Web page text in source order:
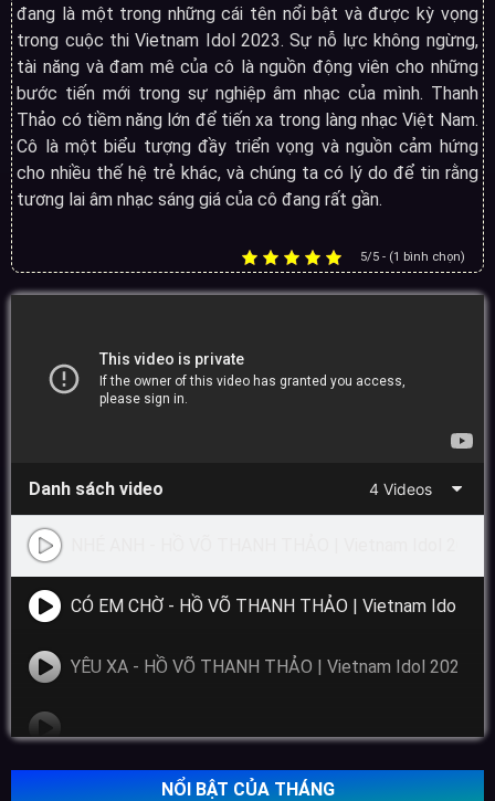
đang là một trong những cái tên nổi bật và được kỳ vọng
trong cuộc thi Vietnam Idol 2023. Sự nỗ lực không ngừng,
tài năng và đam mê của cô là nguồn động viên cho những
bước tiến mới trong sự nghiệp âm nhạc của mình. Thanh
Thảo có tiềm năng lớn để tiến xa trong làng nhạc Việt Nam.
Cô là một biểu tượng đầy triển vọng và nguồn cảm hứng
cho nhiều thế hệ trẻ khác, và chúng ta có lý do để tin rằng
tương lai âm nhạc sáng giá của cô đang rất gần.
5/5 - (1 bình chọn)
Danh sách video 4 Videos
CÓ EM CHỜ - HỒ VÕ THANH THẢO | Vietnam Idol
YÊU XA - HỒ VÕ THANH THẢO | Vietnam Idol 2023
NỔI BẬT CỦA THÁNG